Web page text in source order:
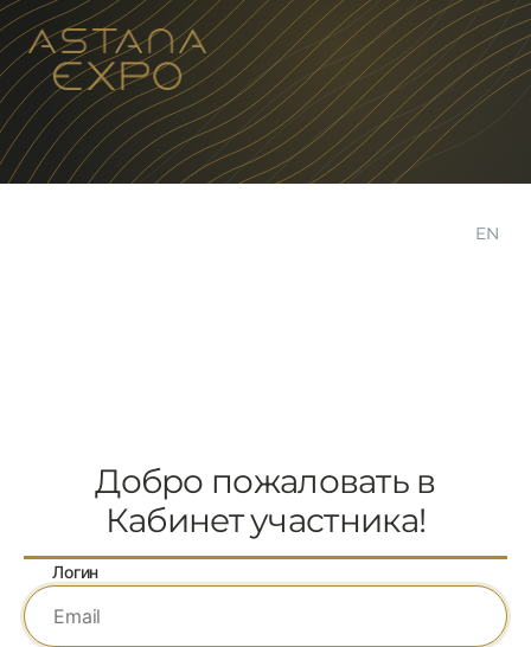
EN
Добро пожаловать в
Кабинет участника!
Логин